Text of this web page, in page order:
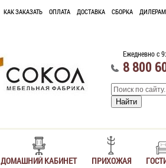
КАК ЗАКАЗАТЬ ОПЛАТА ДОСТАВКА СБОРКА ДИЛЕРАМ
Ежедневно с
8 800
ДОМАШНИЙ КАБИНЕТ ПРИХОЖАЯ